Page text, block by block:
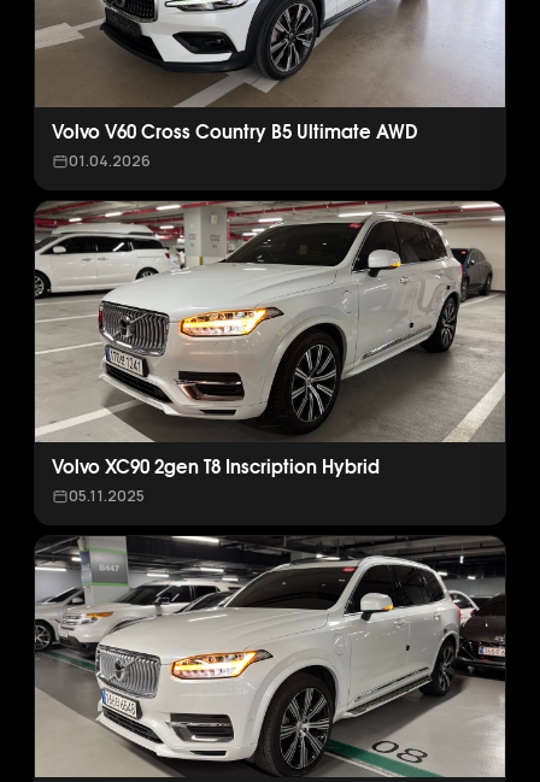
Volvo V60 Cross Country B5 Ultimate AWD
01.04.2026
Volvo XC90 2gen T8 Inscription Hybrid
05.11.2025